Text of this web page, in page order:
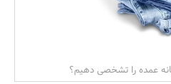
عمده را تشخصی دهیم؟